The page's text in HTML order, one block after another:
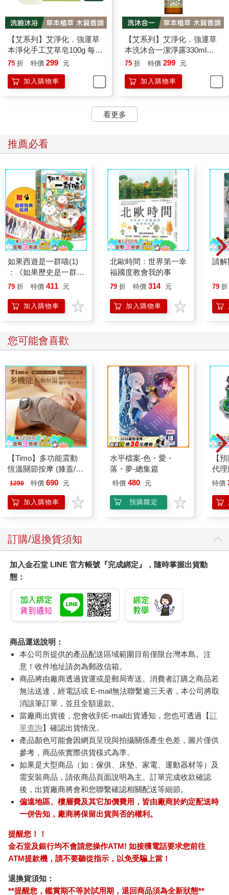
【艾系列】艾淨化．強運草
本淨化手工艾草皂100g 每顆
內附起泡網 （洗臉洗澡二合
黑曜石/洗面皂/潔顏皂）【艾
75 折 特價 299 元
加入購物車
【艾系列】艾淨化．強運草
本洗沐合一潔淨露330ml
（零矽靈/無雌激素/無塑化
精/洗沐二合一】
75 折 特價 299 元
加入購物車
看更多
推薦必看
如果西遊是一群喵(1)
：《如果歷史是一群
喵》作者最新力作，附
79 折 特價 411 元
加入購物車
北歐時間：世界第一幸
福國度教會我的事
79 折 特價 314 元
加入購物車
請解
79 折
您可能會喜歡
【Timo】多功能震動
恆溫關節按摩 (膝蓋/
肩/手肘通用) 無線充電
膝熱敷 【單入組】
1290 特價 690 元
加入購物車
水平檔案-色・愛・
落・夢-總集篇
特價 480 元
預購限定
【
代
限
特價
訂購/退換貨須知
加入金石堂 LINE 官方帳號『完成綁定』，隨時掌握出貨動
態：
商品運送說明：
本公司所提供的產品配送區域範圍目前僅限台灣本島。注
意！收件地址請勿為郵政信箱。
商品將由廠商透過貨運或是郵局寄送。消費者訂購之商品若
無法送達，經電話或 E-mail無法聯繫逾三天者，本公司將取
消該筆訂單，並且全額退款。
當廠商出貨後，您會收到E-mail出貨通知，您也可透過【訂
單查詢】確認出貨情況。
產品顏色可能會因網頁呈現與拍攝關係產生色差，圖片僅供
參考，商品依實際供貨樣式為準。
如果是大型商品（如：傢俱、床墊、家電、運動器材等）及
需安裝商品，請依商品頁面說明為主。訂單完成收款確認
後，出貨廠商將會和您聯繫確認相關配送等細節。
偏遠地區、樓層費及其它加價費用，皆由廠商於約定配送時
一併告知，廠商將保留出貨與否的權利。
提醒您！！
金石堂及銀行均不會請您操作ATM! 如接獲電話要求您前往
ATM提款機，請不要聽從指示，以免受騙上當！
退換貨須知：
**提醒您，鑑賞期不等於試用期，退回商品須為全新狀態**